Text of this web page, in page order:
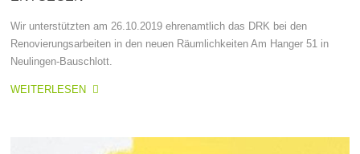
Wir unterstützten am 26.10.2019 ehrenamtlich das DRK bei den
Renovierungsarbeiten in den neuen Räumlichkeiten Am Hanger 51 in
Neulingen-Bauschlott.
WEITERLESEN